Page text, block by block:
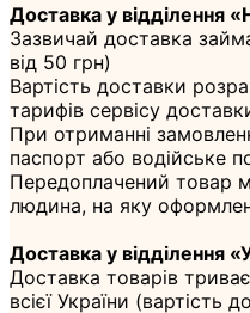
Доставка у відділення
Зазвичай доставка
від 50 грн)
Вартість доставки
тарифів сервісу
При отриманні
паспорт або водійське
Передоплачений товар
людина, на яку
Доставка у відділення
Доставка товарів
всієї України (вартість